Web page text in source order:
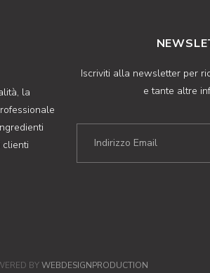
la
Iscriviti alla newsletter per
e tante altre
BYWEBDESIGNPRODUCTION